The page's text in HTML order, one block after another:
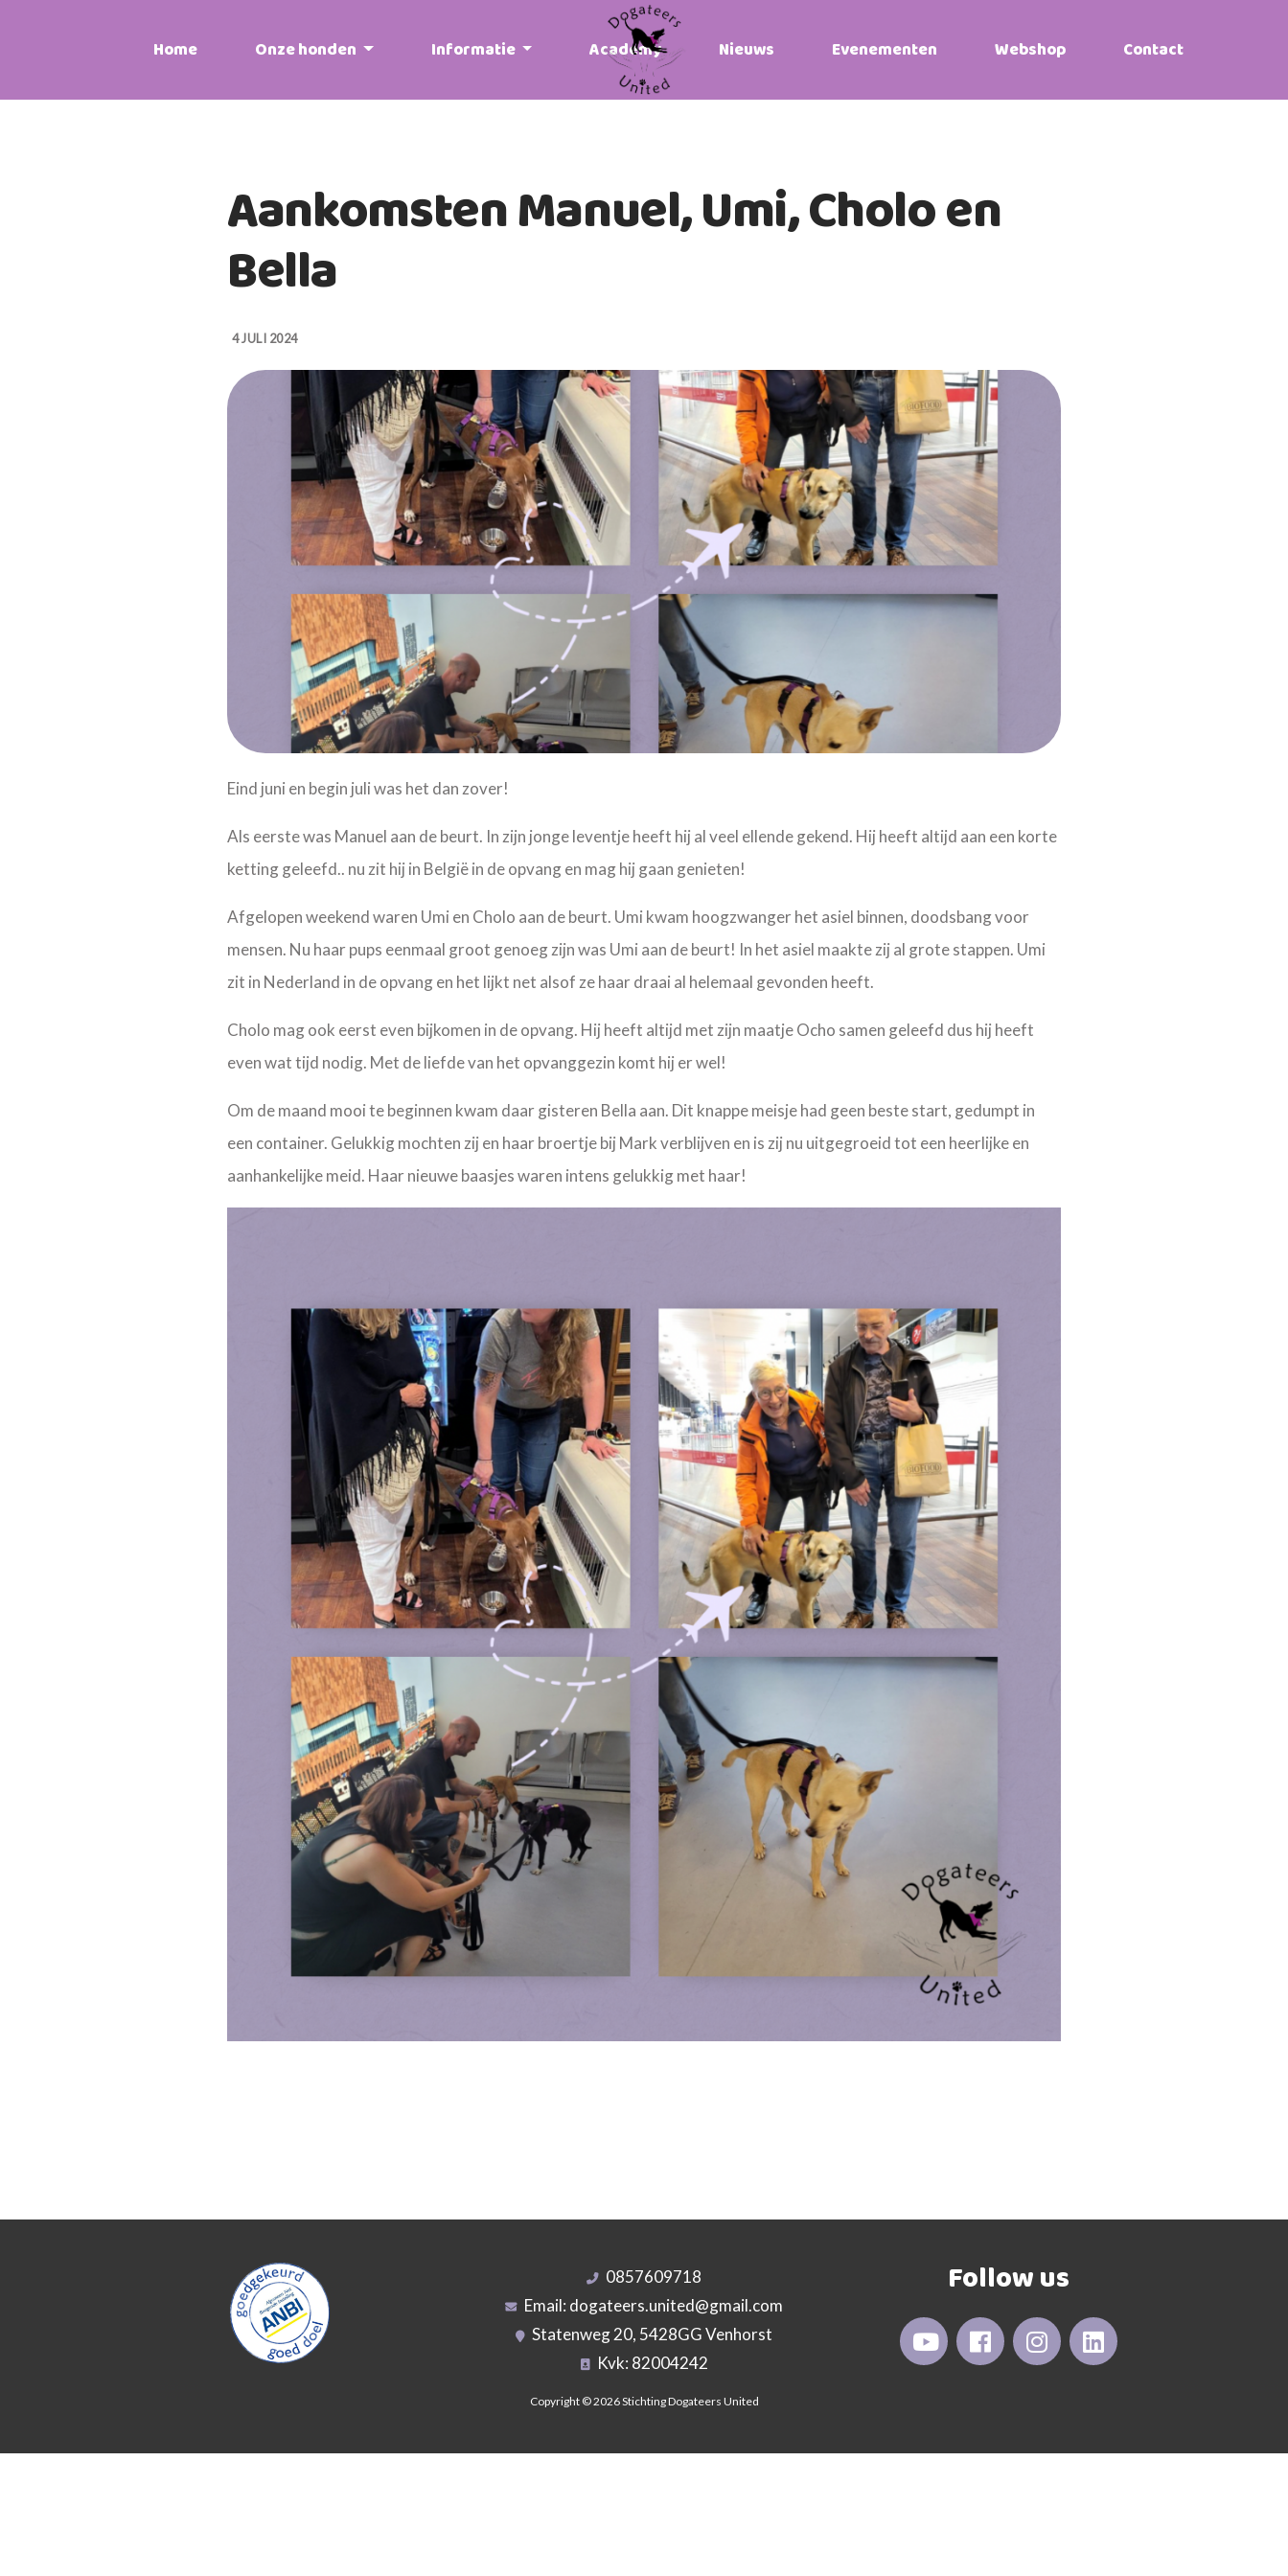
Home Onze honden Informatie Academy Nieuws Evenementen Webshop Contact
Aankomsten Manuel, Umi, Cholo en
Bella
4 JULI 2024
Eind juni en begin juli was het dan zover!
Als eerste was Manuel aan de beurt. In zijn jonge leventje heeft hij al veel ellende gekend. Hij heeft altijd aan een korte
ketting geleefd.. nu zit hij in België in de opvang en mag hij gaan genieten!
Afgelopen weekend waren Umi en Cholo aan de beurt. Umi kwam hoogzwanger het asiel binnen, doodsbang voor
mensen. Nu haar pups eenmaal groot genoeg zijn was Umi aan de beurt! In het asiel maakte zij al grote stappen. Umi
zit in Nederland in de opvang en het lijkt net alsof ze haar draai al helemaal gevonden heeft.
Cholo mag ook eerst even bijkomen in de opvang. Hij heeft altijd met zijn maatje Ocho samen geleefd dus hij heeft
even wat tijd nodig. Met de liefde van het opvanggezin komt hij er wel!
Om de maand mooi te beginnen kwam daar gisteren Bella aan. Dit knappe meisje had geen beste start, gedumpt in
een container. Gelukkig mochten zij en haar broertje bij Mark verblijven en is zij nu uitgegroeid tot een heerlijke en
aanhankelijke meid. Haar nieuwe baasjes waren intens gelukkig met haar!
0857609718
Email: dogateers.united@gmail.com
Statenweg 20, 5428GG Venhorst
Kvk: 82004242
Follow us
Copyright © 2026 Stichting Dogateers United